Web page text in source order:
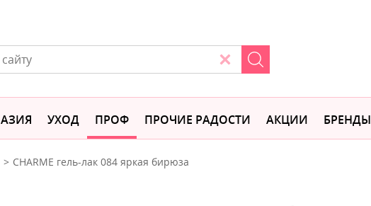
АЗИЯ УХОД ПРОФ ПРОЧИЕ РАДОСТИ АКЦИИ БРЕНДЫ
CHARME гель-лак 084 яркая бирюза